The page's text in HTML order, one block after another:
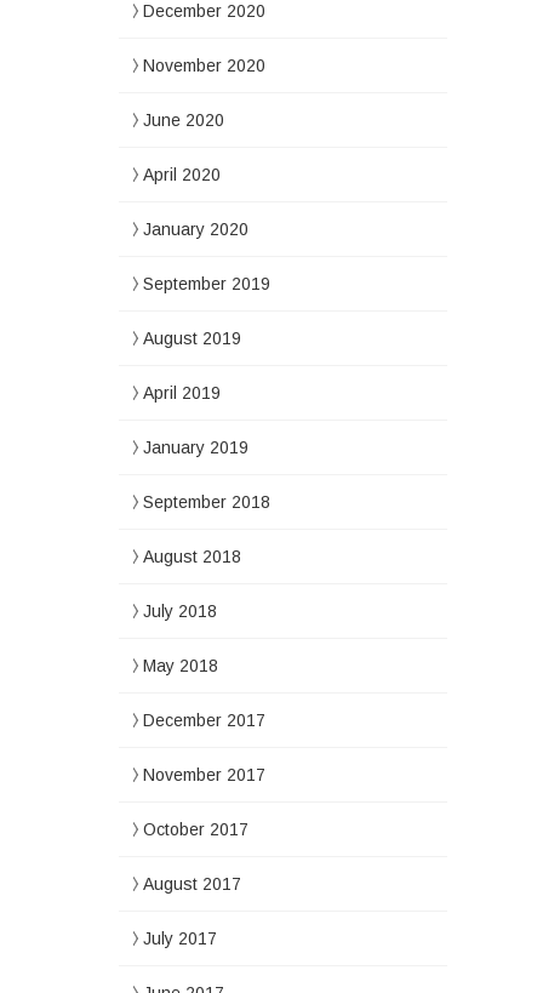
December 2020
November 2020
June 2020
April 2020
January 2020
September 2019
August 2019
April 2019
January 2019
September 2018
August 2018
July 2018
May 2018
December 2017
November 2017
October 2017
August 2017
July 2017